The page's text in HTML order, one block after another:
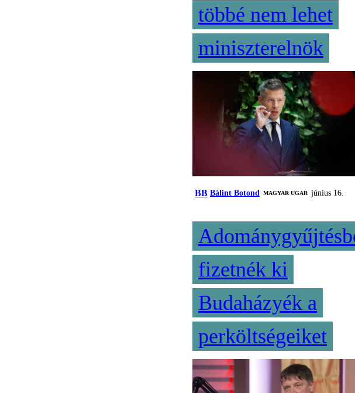
többé nem lehet
miniszterelnök
BB Bálint Botond MAGYAR UGAR június 16.
fizetnék ki
Budaházyék a
perköltségeiket